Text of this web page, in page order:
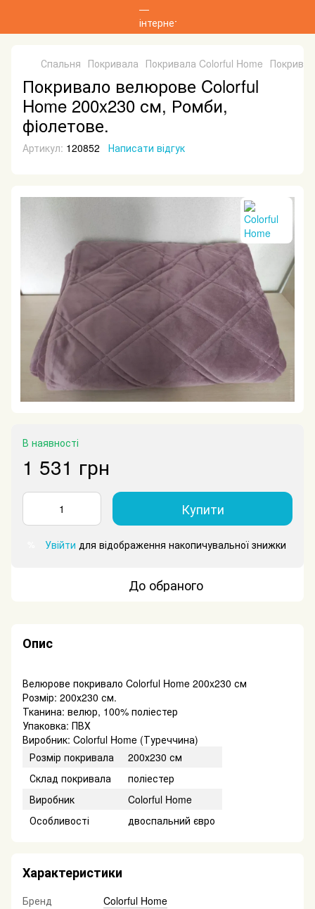
Спальня Покривала Покривала Colorful Home
Покривало велюрове Colorful
Home 200x230 см, Ромби,
фіолетове.
Артикул: 120852 Написати відгук
В наявності
1 531 грн
Купити
Увійти для відображення накопичувальної знижки
До обраного
Опис
Велюрове покривало Colorful Home 200x230 см
Розмір: 200х230 см.
Тканина: велюр, 100% поліестер
Упаковка: ПВХ
Виробник: Colorful Home (Туреччина)
Розмір покривала
200х230 см
Склад покривала
поліестер
Виробник
Colorful Home
Особливості
двоспальний євро
Характеристики
Бренд
Colorful Home